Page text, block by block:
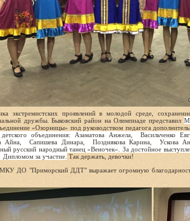
экстремистских проявлений в молодой среде,
дружбы. Быковский район на Олимпиаде представил
«Озорницы» под руководством педагога
детского объединения: Азаматова Анжела, Васильченко
Айна, Сапишева Динара, Позднякова Карина, Ускова
русский народный танец «Веночек». За достойное
за участие. Так держать, девочки!
МКУ ДО "Приморский ДДТ" выражает огромную